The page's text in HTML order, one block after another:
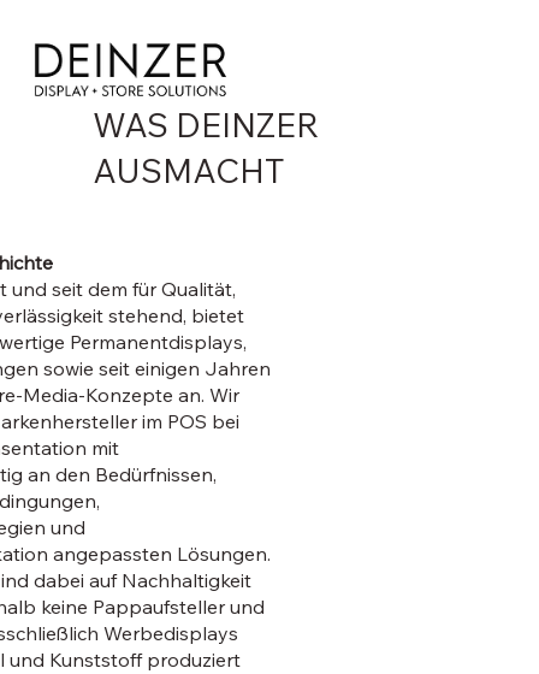
WAS DEINZER
AUSMACHT
und seit dem für Qualität,
stehend, bietet
Permanentdisplays,
sowie seit einigen Jahren
Media-Konzepte an. Wir
im POS bei
mit
an den Bedürfnissen,
und
angepassten Lösungen.
dabei auf Nachhaltigkeit
keine Pappaufsteller und
Werbedisplays
und Kunststoff produziert